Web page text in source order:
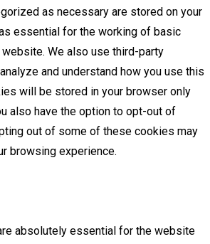
as necessary are stored on your
essential for the working of basic
We also use third-party
and understand how you use this
will be stored in your browser only
also have the option to opt-out of
out of some of these cookies may
browsing experience.
absolutely essential for the website